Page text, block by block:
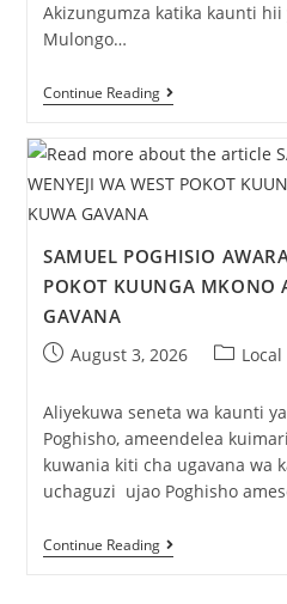
Akizungumza katika kaunti hii
Mulongo…
Continue Reading
SAMUEL POGHISIO
POKOT KUUNGA MKONO
GAVANA
August 3, 2026
Aliyekuwa seneta wa kaunti
Poghisho, ameendelea
kuwania kiti cha ugavana wa
uchaguzi ujao Poghisho
Continue Reading